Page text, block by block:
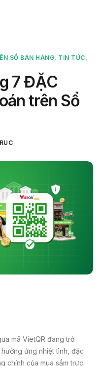
SỔ BÁN HÀNG, TIN TỨC,
7 ĐẶC
trên Sổ
mã VietQR đang trở
ứng nhiệt tình, đặc
chính của mua sắm trực